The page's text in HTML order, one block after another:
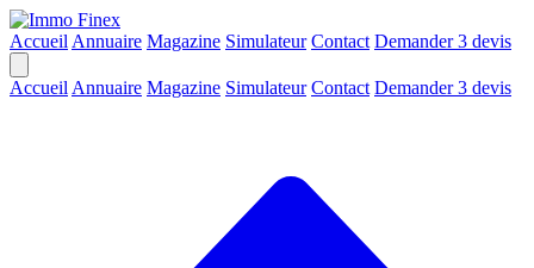
Accueil Annuaire Magazine Simulateur Contact Demander 3 devis
Accueil Annuaire Magazine Simulateur Contact Demander 3 devis